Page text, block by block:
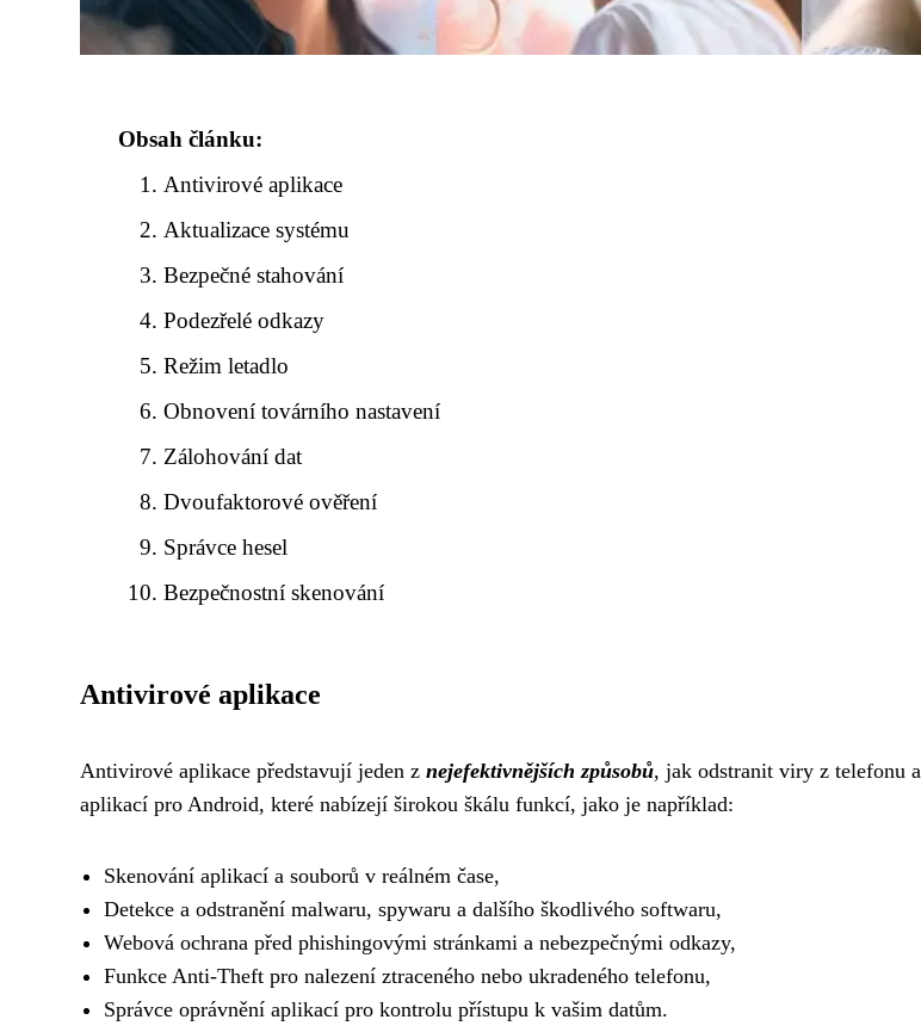
Obsah článku:
Antivirové aplikace
Aktualizace systému
Bezpečné stahování
Podezřelé odkazy
Režim letadlo
Obnovení továrního nastavení
Zálohování dat
Dvoufaktorové ověření
Správce hesel
Bezpečnostní skenování
Antivirové aplikace
Antivirové aplikace představují jeden z nejefektivnějších způsobů, jak odstranit viry z telefonu a
aplikací pro Android, které nabízejí širokou škálu funkcí, jako je například:
Skenování aplikací a souborů v reálném čase,
Detekce a odstranění malwaru, spywaru a dalšího škodlivého softwaru,
Webová ochrana před phishingovými stránkami a nebezpečnými odkazy,
Funkce Anti-Theft pro nalezení ztraceného nebo ukradeného telefonu,
Správce oprávnění aplikací pro kontrolu přístupu k vašim datům.